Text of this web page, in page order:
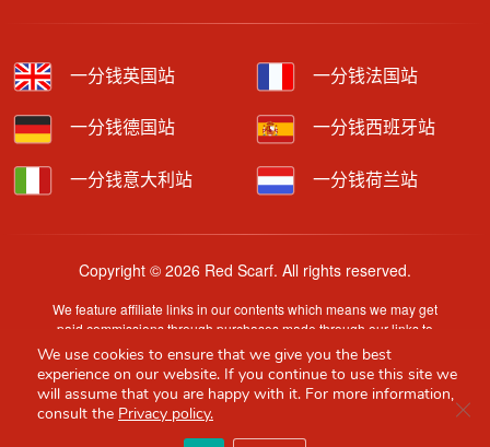
一分钱英国站 一分钱法国站
一分钱德国站 一分钱西班牙站
一分钱意大利站 一分钱荷兰站
Copyright © 2026 Red Scarf. All rights reserved.
We feature affiliate links in our contents which means we may get
paid commissions through purchases made through our links to
retailer sites.
Content is provided by users, brands or merchants. Some
information may have been generated by AI and is provided for
guidance only. Accuracy and availability may change without prior
We use cookies to ensure that we give you the best
experience on our website. If you continue to use this site we
will assume that you are happy with it. For more information,
consult the Privacy policy.